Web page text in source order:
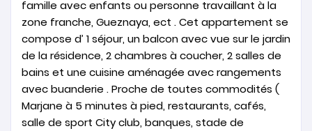
famille avec enfants ou personne travaillant à la
zone franche, Gueznaya, ect . Cet appartement se
compose d’ 1 séjour, un balcon avec vue sur le jardin
de la résidence, 2 chambres à coucher, 2 salles de
bains et une cuisine aménagée avec rangements
avec buanderie . Proche de toutes commodités (
Marjane à 5 minutes à pied, restaurants, cafés,
salle de sport City club, banques, stade de